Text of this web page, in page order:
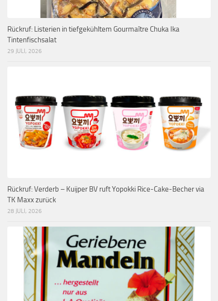
Rückruf: Listerien in tiefgekühltem Gourmaître Chuka Ika
Tintenfischsalat
29 JULI, 2026
Rückruf: Verderb – Kuijper BV ruft Yopokki Rice-Cake-Becher via
TK Maxx zurück
28 JULI, 2026